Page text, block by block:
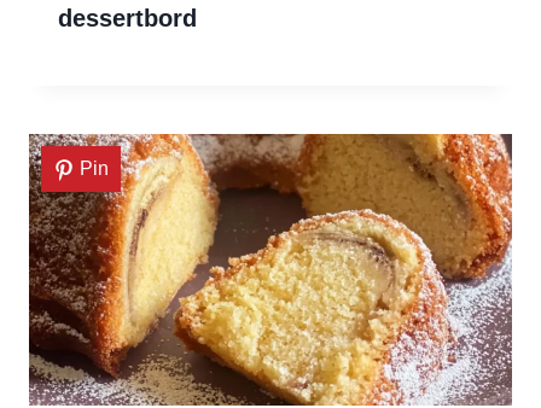
dessertbord
Pin